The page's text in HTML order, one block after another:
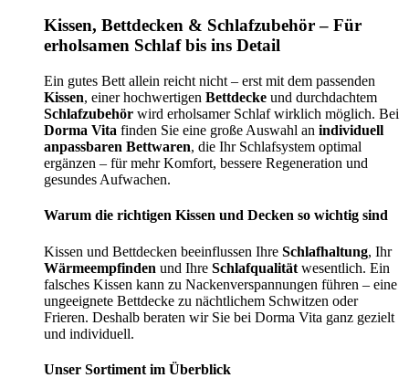
Kissen, Bettdecken & Schlafzubehör – Für
erholsamen Schlaf bis ins Detail
Ein gutes Bett allein reicht nicht – erst mit dem passenden
Kissen, einer hochwertigen Bettdecke und durchdachtem
Schlafzubehör wird erholsamer Schlaf wirklich möglich. Bei
Dorma Vita finden Sie eine große Auswahl an individuell
anpassbaren Bettwaren, die Ihr Schlafsystem optimal
ergänzen – für mehr Komfort, bessere Regeneration und
gesundes Aufwachen.
Warum die richtigen Kissen und Decken so wichtig sind
Kissen und Bettdecken beeinflussen Ihre Schlafhaltung, Ihr
Wärmeempfinden und Ihre Schlafqualität wesentlich. Ein
falsches Kissen kann zu Nackenverspannungen führen – eine
ungeeignete Bettdecke zu nächtlichem Schwitzen oder
Frieren. Deshalb beraten wir Sie bei Dorma Vita ganz gezielt
und individuell.
Unser Sortiment im Überblick